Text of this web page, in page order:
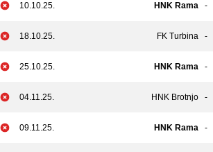
10.10.25. HNK Rama -
18.10.25. FK Turbina -
25.10.25. HNK Rama -
04.11.25. HNK Brotnjo -
09.11.25. HNK Rama -